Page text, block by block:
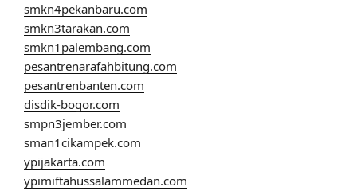
smkn4pekanbaru.com
smkn3tarakan.com
smkn1palembang.com
pesantrenarafahbitung.com
pesantrenbanten.com
disdik-bogor.com
smpn3jember.com
sman1cikampek.com
ypijakarta.com
ypimiftahussalammedan.com